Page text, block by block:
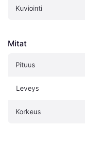
Kuviointi
Mitat
Pituus
Leveys
Korkeus